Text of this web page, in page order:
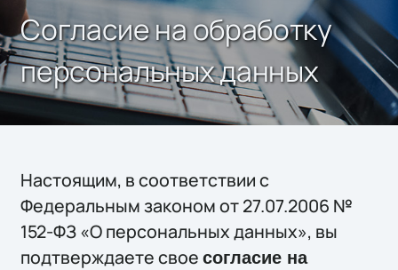
Согласие на обработку
персональных данных
Настоящим, в соответствии с
Федеральным законом от 27.07.2006 №
152-ФЗ «О персональных данных», вы
подтверждаете своесогласие на